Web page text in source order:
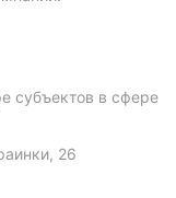
субъектов в сфере
26